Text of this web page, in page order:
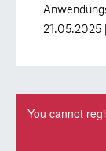
21.05.2025